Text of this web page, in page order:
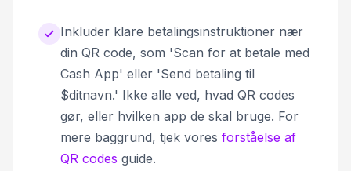
Inkluder klare betalingsinstruktioner nær
din QR code, som 'Scan for at betale med
Cash App' eller 'Send betaling til
$ditnavn.' Ikke alle ved, hvad QR codes
gør, eller hvilken app de skal bruge. For
mere baggrund, tjek vores forståelse af
QR codes guide.